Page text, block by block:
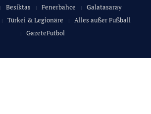
Besiktas Fenerbahce
Galatasaray
Türkei & Legionäre
Alles außer Fußball
GazeteFutbol